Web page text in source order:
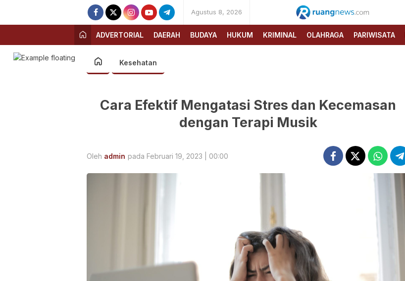
Agustus 8, 2026
RUANG
NEWS
ADVERTORIAL DAERAH BUDAYA HUKUM KRIMINAL OLAHRAGA PARIWISATA
Kesehatan
Cara Efektif Mengatasi Stres dan Kecemasan
dengan Terapi Musik
Oleh admin pada Februari 19, 2023 | 00:00